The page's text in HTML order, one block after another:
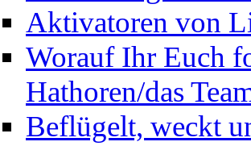
Aktivatoren von
Worauf Ihr Euch
Hathoren/das
Beflügelt, weckt